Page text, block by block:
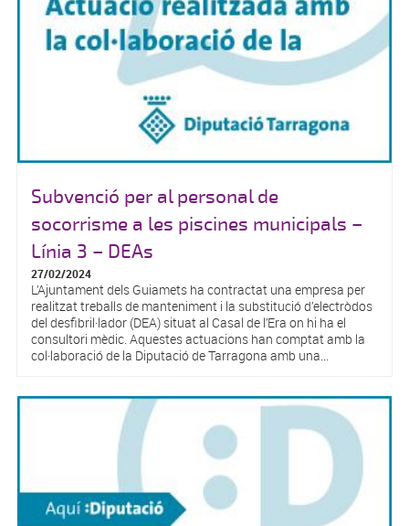
Subvenció per al personal de
socorrisme a les piscines municipals –
Línia 3 – DEAs
27/02/2024
L’Ajuntament dels Guiamets ha contractat una empresa per
realitzat treballs de manteniment i la substitució d’electròdos
del desfibril·lador (DEA) situat al Casal de l’Era on hi ha el
consultori mèdic. Aquestes actuacions han comptat amb la
col·laboració de la Diputació de Tarragona amb una...